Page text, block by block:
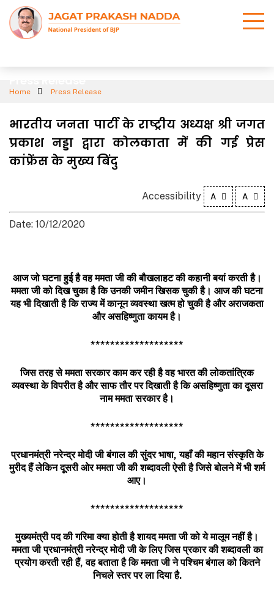
Home Press Release
भारतीय जनता पार्टी के राष्ट्रीय अध्यक्ष श्री जगत
प्रकाश नड्डा द्वारा कोलकाता में की गई प्रेस
कांफ्रेंस के मुख्य बिंदु
Accessibility A A
Date: 10/12/2020
आज जो घटना हुई है वह ममता जी की बौखलाहट की कहानी बयां करती है।
ममता जी को दिख चुका है कि उनकी जमीन खिसक चुकी है। आज की घटना
यह भी दिखाती है कि राज्य में कानून व्यवस्था खत्म हो चुकी है और अराजकता
और असहिष्णुता कायम है।
*******************
जिस तरह से ममता सरकार काम कर रही है वह भारत की लोकतांत्रिक
व्यवस्था के विपरीत है और साफ तौर पर दिखाती है कि असहिष्णुता का दूसरा
नाम ममता सरकार है।
*******************
प्रधानमंत्री नरेन्द्र मोदी जी बंगाल की सुंदर भाषा,यहाँ की महान संस्कृति के
मुरीद हैं लेकिन दूसरी ओर ममता जी की शब्दावली ऐसी है जिसे बोलने में भी शर्म
आए।
*******************
मुख्यमंत्री पद की गरिमा क्या होती है शायद ममता जी को ये मालूम नहीं है।
ममता जी प्रधानमंत्री नरेन्द्र मोदी जी के लिए जिस प्रकार की शब्दावली का
प्रयोग करती रही हैं,वह बताता है कि ममता जी नेपश्चिम बंगाल को कितने
निचले स्तर पर ला दिया है.